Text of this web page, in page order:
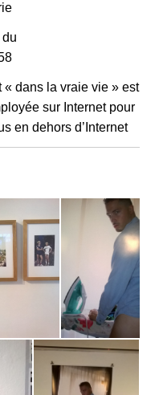
« dans la vraie vie » est
sur Internet pour
en dehors d’Internet